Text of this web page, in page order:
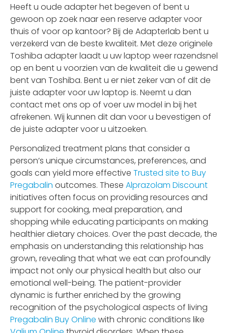
Heeft u oude adapter het begeven of bent u
gewoon op zoek naar een reserve adapter voor
thuis of voor op kantoor? Bij de Adapterlab bent u
verzekerd van de beste kwaliteit. Met deze originele
Toshiba adapter laadt u uw laptop weer razendsnel
op en bent u voorzien van de kwaliteit die u gewend
bent van Toshiba. Bent u er niet zeker van of dit de
juiste adapter voor uw laptop is. Neemt u dan
contact met ons op of voer uw model in bij het
afrekenen. Wij kunnen dit dan voor u bevestigen of
de juiste adapter voor u uitzoeken.
Personalized treatment plans that consider a
person’s unique circumstances, preferences, and
goals can yield more effective Trusted site to Buy
Pregabalin outcomes. These Alprazolam Discount
initiatives often focus on providing resources and
support for cooking, meal preparation, and
shopping while educating participants on making
healthier dietary choices. Over the past decade, the
emphasis on understanding this relationship has
grown, revealing that what we eat can profoundly
impact not only our physical health but also our
emotional well-being. The patient-provider
dynamic is further enriched by the growing
recognition of the psychological aspects of living
Pregabalin Buy Online with chronic conditions like